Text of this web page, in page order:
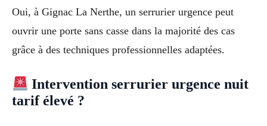
Oui, à Gignac La Nerthe, un serrurier urgence peut
ouvrir une porte sans casse dans la majorité des cas
grâce à des techniques professionnelles adaptées.
Intervention serrurier urgence nuit
tarif élevé ?